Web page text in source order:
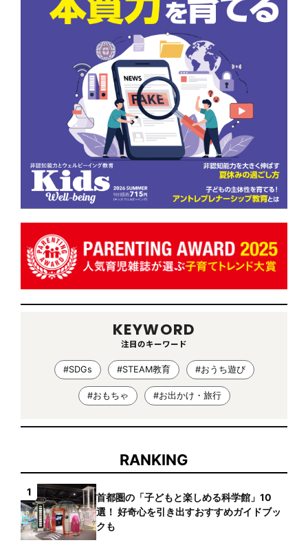
KEYWORD
注目のキーワード
#SDGs #STEAM教育 #おうち遊び
#おもちゃ #お出かけ・旅行
RANKING
1
首都圏の「子どもと楽しめる科学館」10
選！ 好奇心を引き出すおすすめガイドブッ
クも